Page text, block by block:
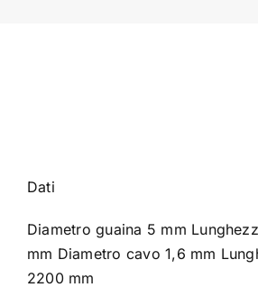
Dati
Diametro guaina 5 mm
mm Diametro cavo 1,6 mm
2200 mm